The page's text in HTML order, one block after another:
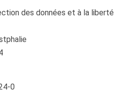
des données et à la liberté
0